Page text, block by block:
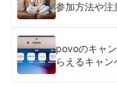
参加方法や注
povoのキャ
らえるキャン